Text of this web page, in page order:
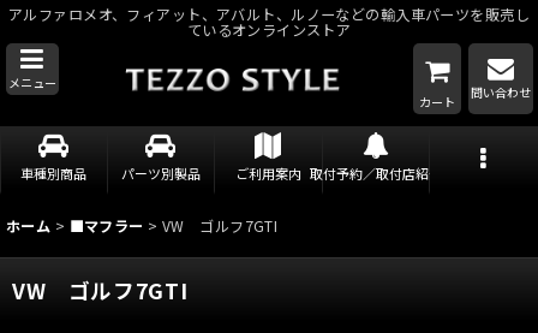
アルファロメオ、フィアット、アバルト、ルノーなどの輸入車パーツを販売し
ているオンラインストア
メニュー
カート
問い合わせ
車種別商品 パーツ別製品 ご利用案内 取付予約／取付店紹介
ホーム > ■マフラー > VW ゴルフ7GTI
VW ゴルフ7GTI